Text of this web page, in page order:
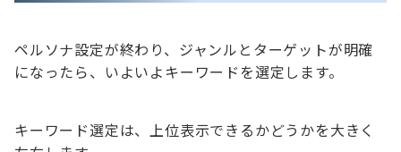
ペルソナ設定が終わり、ジャンルとターゲットが明確
になったら、いよいよキーワードを選定します。
キーワード選定は、上位表示できるかどうかを大きく